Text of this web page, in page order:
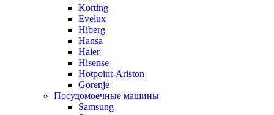
Korting
Evelux
Hiberg
Hansa
Haier
Hisense
Hotpoint-Ariston
Gorenje
Посудомоечные машины
Samsung